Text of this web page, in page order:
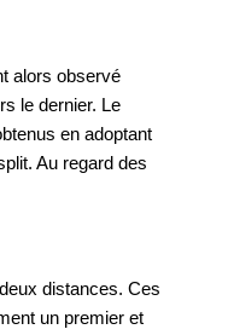
alors observé
le dernier. Le
en adoptant
Au regard des
distances. Ces
un premier et